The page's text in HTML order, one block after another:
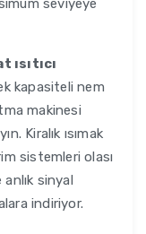
seviyeye
ısıtıcı
kapasiteli nem
makinesi
Kiralık ısımak
sistemleri olası
sinyal
indiriyor.